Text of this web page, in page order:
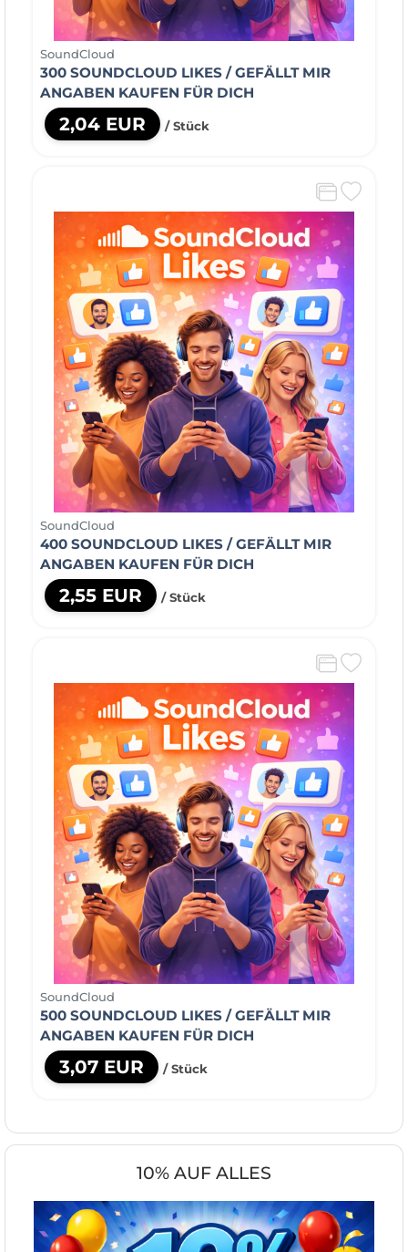
SoundCloud
300 SOUNDCLOUD LIKES / GEFÄLLT MIR
ANGABEN KAUFEN FÜR DICH
2,04 EUR / Stück
SoundCloud
400 SOUNDCLOUD LIKES / GEFÄLLT MIR
ANGABEN KAUFEN FÜR DICH
2,55 EUR / Stück
SoundCloud
500 SOUNDCLOUD LIKES / GEFÄLLT MIR
ANGABEN KAUFEN FÜR DICH
3,07 EUR / Stück
10% AUF ALLES